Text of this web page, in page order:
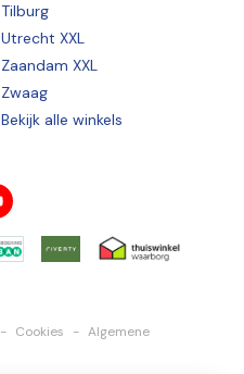
Tilburg
Utrecht XXL
Zaandam XXL
Zwaag
Bekijk alle winkels
Cookies
Algemene